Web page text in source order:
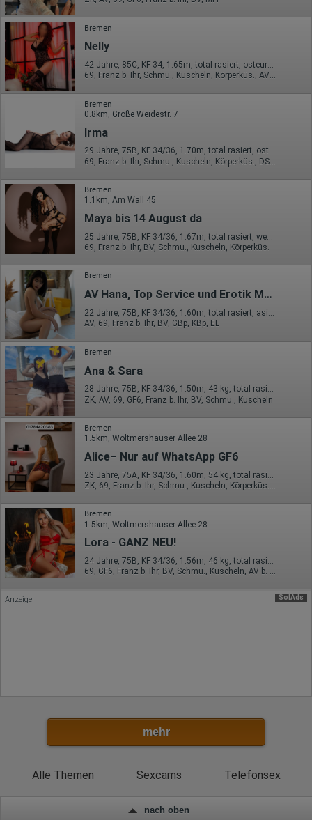
volle IP-Adresse an einen Server von Google in den USA
übertragen und dort gekürzt. Die von dem Browser des Nutzers
übermittelte IP-Adresse wird nicht mit anderen Daten von Google
zusammengeführt.
Erhobene Informationen zum Besucherverhalten sind folgende:
Herkunft (Land und Stadt)
Sprache
Betriebssystem
Gerät (PC, Tablet-PC oder Smartphone)
Browser und alle verwendeten Add-ons
Auflösung des Computers
Besucherquelle (Facebook, Suchmaschine oder
verweisende Webseite)
Welche Videos angeschaut?
Wurden Werbebanner angeklickt?
Wohin ging der Besucher? Klickte er auf weitere Seiten des
Portals oder hat er sie komplett verlassen?
Wie lange blieb der Besucher?
Ort der Verarbeitung:
Hotjar
Wir nutzen Hotjar als Webanalysedient. Es wird verwendet, um
Daten über das Benutzerverhalten zu sammeln. Hotjar kann
auch im Rahmen von Umfragen und Feedbackfunktionen, die
auf unserer Website eingebunden sind, von Ihnen bereitgestellte
Informationen verarbeiten.
Herausgeber:
Hotjar Limited, Malta
Erhobene Daten:
Datum und Uhrzeit des Besuchs
Gerätetyp
Geografischer Standort
IP-Adresse
Mausbewegungen
Besuchte Seiten
Referrer URL
Eindeutige Gerätekennung
Sprachinformationen
Gerätebestriebssystem
Browser-Typ
Klicks
Domain-Name
Eindeutige Benutzerkennung
Bremen
Nelly
42 Jahre, 85C, KF 34, 1.65m, total rasiert, osteuropäisch
69, Franz b. Ihr, Schmu., Kuscheln, Körperküs., AV b. Ihm, DSp, KBp
Bremen
0.8km, Große Weidestr. 7
Irma
29 Jahre, 75B, KF 34/36, 1.70m, total rasiert, osteuropäisch
Bremen
1.1km, Am Wall 45
Maya bis 14 August da
69, Franz b. Ihr, BV, Schmu., Kuscheln, Körperküs.
Bremen
AV Hana, Top Service und Erotik Massage
22 Jahre, 75B, KF 34/36, 1.60m, total rasiert, asiatisch
AV, 69, Franz b. Ihr, BV, GBp, KBp, EL
Bremen
Ana & Sara
28 Jahre, 75B, KF 34/36, 1.50m, 43 kg, total rasiert, asiatisch
ZK, AV, 69, GF6, Franz b. Ihr, BV, Schmu., Kuscheln
Bremen
1.5km, Woltmershauser Allee 28
Alice– Nur auf WhatsApp GF6
ZK, 69, Franz b. Ihr, Schmu., Kuscheln, Körperküs., DSp, KBp
Bremen
1.5km, Woltmershauser Allee 28
Lora - GANZ NEU!
24 Jahre, 75B, KF 34/36, 1.56m, 46 kg, total rasiert, mitteleuropäisch
69, GF6, Franz b. Ihr, BV, Schmu., Kuscheln, AV b. Ihm, DSa
SolAds
Anzeige
mehr
Alle Themen Sexcams Telefonsex
nach oben